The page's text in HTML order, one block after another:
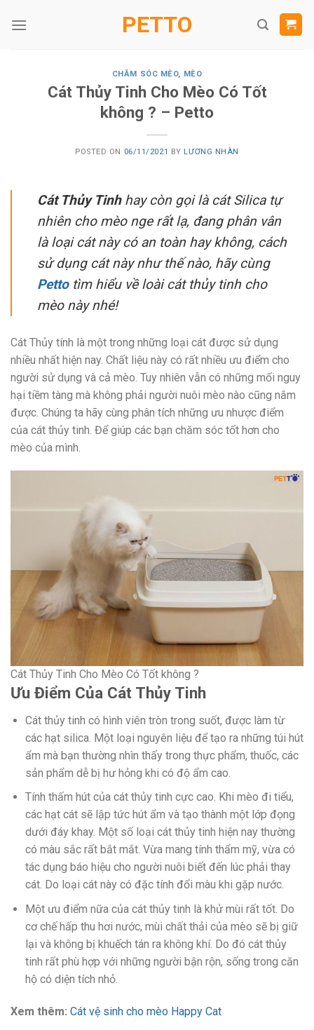
PETTO
CHĂM SÓC MÈO, MÈO
Cát Thủy Tinh Cho Mèo Có Tốt
không ? – Petto
POSTED ON 06/11/2021 BY LƯƠNG NHÀN
Cát Thủy Tinhhay còn gọi là cát Silica tự
nhiên cho mèo nge rất lạ, đang phân vân
là loại cát này có an toàn hay không, cách
sử dụng cát này như thế nào, hãy cùng
Pettotìm hiểu về loài cát thủy tinh cho
mèo này nhé!
Cát Thủy tính là một trong những loại cát được sử dụng
nhiều nhất hiện nay. Chất liệu này có rất nhiều ưu điểm cho
người sử dụng và cả mèo. Tuy nhiên vẫn có những mối nguy
hại tiềm tàng mà không phải người nuôi mèo nào cũng nắm
được. Chúng ta hãy cùng phân tích những ưu nhược điểm
của cát thủy tinh. Để giúp các bạn chăm sóc tốt hơn cho
mèo của mình.
Cát Thủy Tinh Cho Mèo Có Tốt không ?
Ưu Điểm Của Cát Thủy Tinh
Cát thủy tinh có hình viên tròn trong suốt, được làm từ
các hạt silica. Một loại nguyên liệu để tạo ra những túi hút
ẩm mà bạn thường nhìn thấy trong thực phẩm, thuốc, các
sản phẩm dễ bị hư hỏng khi có độ ẩm cao.
Tính thấm hút của cát thủy tinh cực cao. Khi mèo đi tiểu,
các hạt cát sẽ lập tức hút ẩm và tạo thành một lớp đọng
dưới đáy khay. Một số loại cát thủy tinh hiện nay thường
có màu sắc rất bắt mắt. Vừa mang tính thẩm mỹ, vừa có
tác dụng báo hiệu cho người nuôi biết đến lúc phải thay
cát. Do loại cát này có đặc tính đổi màu khi gặp nước.
Một ưu điểm nữa của cát thủy tinh là khử mùi rất tốt. Do
cơ chế hấp thu hơi nước, mùi chất thải của mèo sẽ bị giữ
lại và không bị khuếch tán ra không khí. Do đó cát thủy
tinh rất phù hợp với những người bận rộn, sống trong căn
hộ có diện tích nhỏ.
Xem thêm: Cát vệ sinh cho mèo Happy Cat